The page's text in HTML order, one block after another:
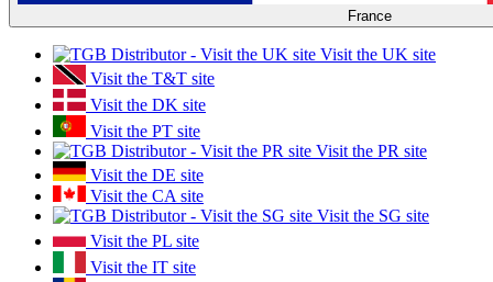
France
Visit the UK site
Visit the T&T site
Visit the DK site
Visit the PT site
Visit the PR site
Visit the DE site
Visit the CA site
Visit the SG site
Visit the PL site
Visit the IT site